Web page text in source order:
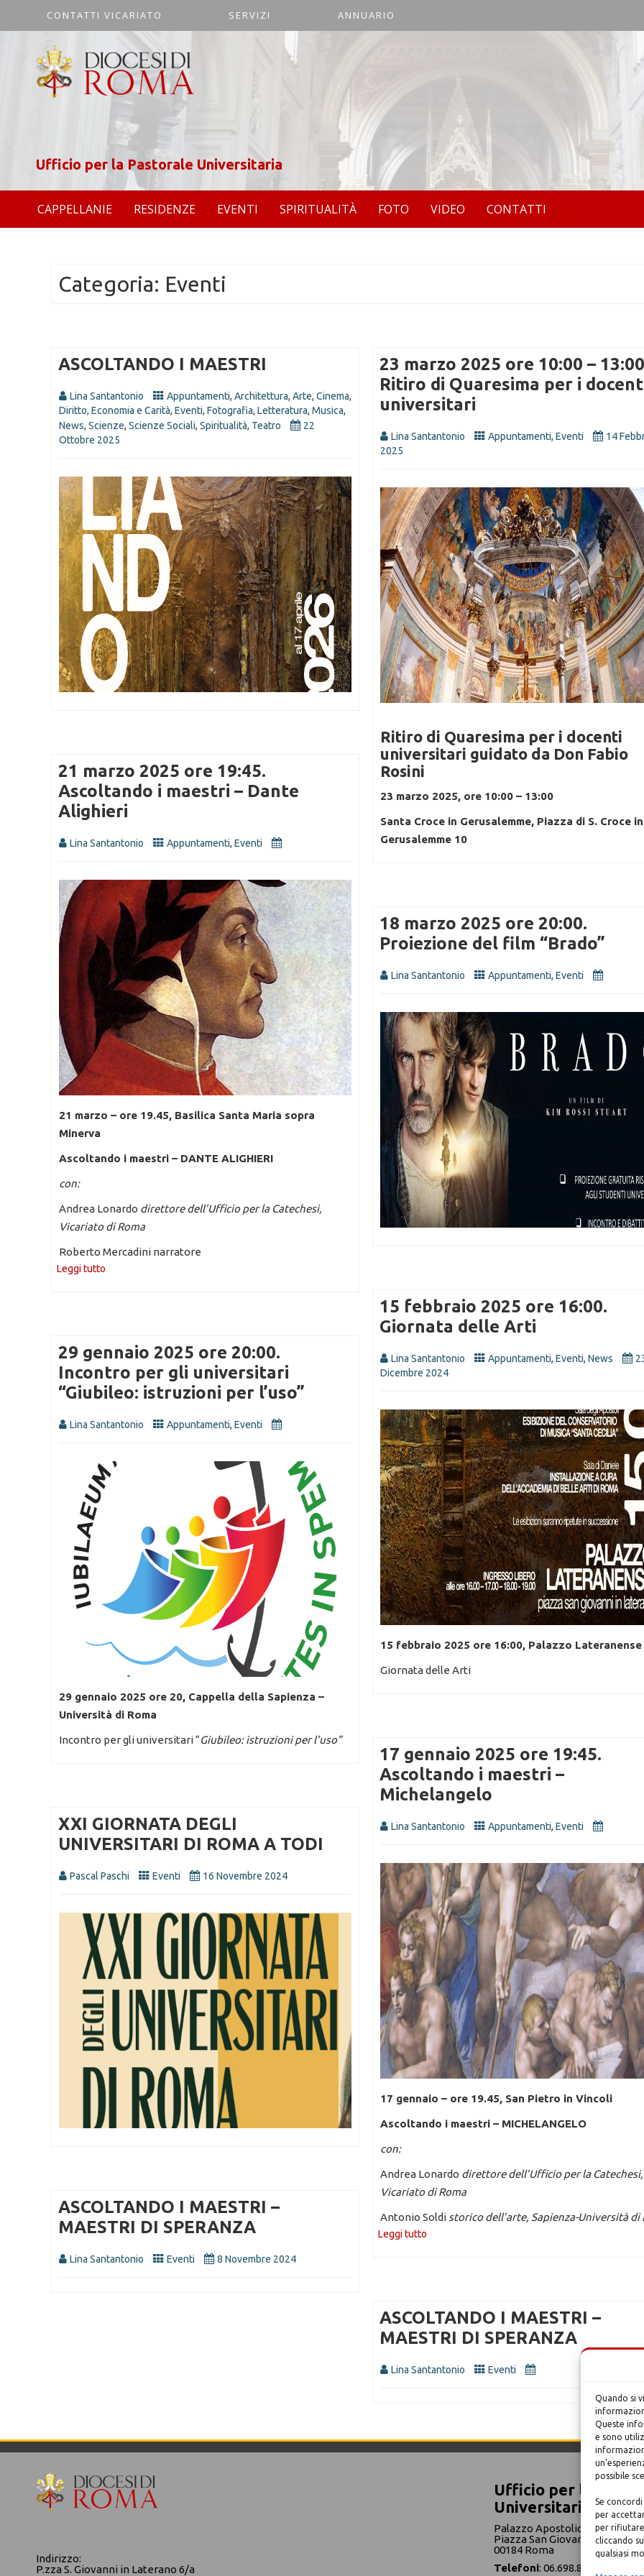
Quando si
Queste
e sono
possibile
Se
per
per
cliccando
qualsiasi
CONTATTI VICARIATO SERVIZI ANNUARIO
Ufficio per la Pastorale Universitaria
CAPPELLANIE RESIDENZE EVENTI SPIRITUALITÀ FOTO VIDEO CONTATTI
Categoria: Eventi
ASCOLTANDO I MAESTRI
Lina Santantonio Appuntamenti,Architettura,Arte,Cinema,
Diritto, Economia e Carità,Eventi,Fotografia,Letteratura,Musica,
News,Scienze,Scienze Sociali,Spiritualità, Teatro
22
Ottobre 2025
23 marzo 2025 ore 10:00 –
Ritiro di Quaresima per i
universitari
Lina Santantonio Appuntamenti, Eventi
14
2025
Ritiro di Quaresima per i docenti
universitari guidato da Don Fabio
Rosini
23 marzo 2025, ore 10:00 – 13:00
Santa Croce in Gerusalemme, Piazza di S. Croce in
Gerusalemme 10
21 marzo 2025 ore 19:45.
Ascoltando i maestri – Dante
Alighieri
Lina Santantonio Appuntamenti,Eventi
21 marzo – ore 19.45, Basilica Santa Maria sopra
Minerva
Ascoltando i maestri – DANTE ALIGHIERI
con:
Andrea Lonardo direttore dell’Ufficio per la Catechesi,
Vicariato di Roma
Roberto Mercadini narratore
Leggi tutto
18 marzo 2025 ore 20:00.
Proiezione del film “Brado”
Lina Santantonio Appuntamenti, Eventi
15 febbraio 2025 ore 16:00.
Giornata delle Arti
Lina Santantonio Appuntamenti, Eventi, News
Dicembre 2024
15 febbraio 2025 ore 16:00, Palazzo Lateranense
Giornata delle Arti
29 gennaio 2025 ore 20:00.
Incontro per gli universitari
“Giubileo: istruzioni per l’uso”
Lina Santantonio Appuntamenti,Eventi
29 gennaio 2025 ore 20, Cappella della Sapienza –
Università di Roma
Incontro per gli universitari “Giubileo: istruzioni per l’uso”
17 gennaio 2025 ore 19:45.
Ascoltando i maestri –
Michelangelo
Lina Santantonio Appuntamenti, Eventi
17 gennaio – ore 19.45, San Pietro in Vincoli
Ascoltando i maestri – MICHELANGELO
con:
Andrea Lonardo direttore dell’Ufficio per la Catechesi,
Vicariato di Roma
Antonio Soldi storico dell’arte, Sapienza-Università di
Leggi tutto
XXI GIORNATA DEGLI
UNIVERSITARI DI ROMA A TODI
Pascal Paschi Eventi 16 Novembre 2024
ASCOLTANDO I MAESTRI –
MAESTRI DI SPERANZA
Lina Santantonio Eventi 8 Novembre 2024
ASCOLTANDO I MAESTRI –
MAESTRI DI SPERANZA
Lina Santantonio Eventi
08 Nov
Indirizzo:
P.zza S. Giovanni in Laterano 6/a
Ufficio per la
Universitaria
Palazzo Apostolico
Piazza San Giovanni in
00184 Roma
Telefoni: 06.698.86584-86342